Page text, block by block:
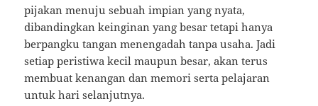
pijakan menuju sebuah impian yang nyata,
dibandingkan keinginan yang besar tetapi hanya
berpangku tangan menengadah tanpa usaha. Jadi
setiap peristiwa kecil maupun besar, akan terus
membuat kenangan dan memori serta pelajaran
untuk hari selanjutnya.